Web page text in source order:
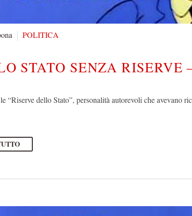
POLITICA
STATO SENZA RISERVE
“Riserve dello Stato”, personalità autorevoli che